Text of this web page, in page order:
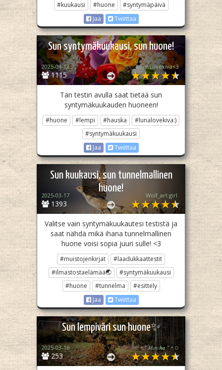
#kuukausi #huone
#syntymäpäivä
Jaa
Twiittaa
Sun syntymäkuukausi, sun huone!
1115
2025-04-12 LunaLovekiva<3
Tän testin avulla saat tietää sun
syntymäkuukauden huoneen!
#huone #lempi #hauska
#lunalovekiva:)
#syntymäkuukausi
Jaa
Twiittaa
Sun kuukausi, sun tunnelmallinen
huone!
1393
2025-03-17 Wolf_art girl ‎
Valitse vain syntymäkuukautesi testistä ja
saat nähdä mikä ihana tunnelmallinen
huone voisi sopia juuri sulle! <3
#muistojenkirjat
#laadukkaattestit
#ilmastostaelämää🌏
#syntymäkuukausi
#huone
#tunnelma
#esittely
Jaa
Twiittaa
Sun lempiväri sun huone✨
253
2025-03-16 ☆ •." 𝑀𝑎𝑡𝑐𝒉𝒂 ".• ✩